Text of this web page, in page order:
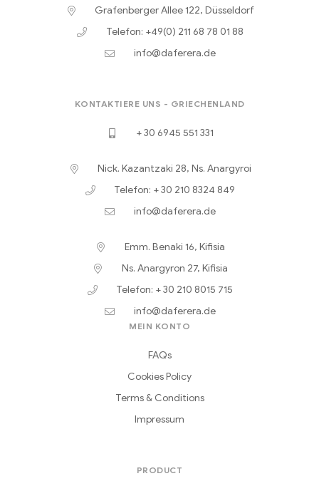
Grafenberger Allee 122, Düsseldorf
Telefon: +49(0) 211 68 78 01 88
info@daferera.de
KONTAKTIERE UNS - GRIECHENLAND
+ 30 6945 551 331
Nick. Kazantzaki 28, Ns. Anargyroi
Telefon: + 30 210 8324 849
info@daferera.de
Emm. Benaki 16, Kifisia
Ns. Anargyron 27, Kifisia
Telefon: + 30 210 8015 715
info@daferera.de
MEIN KONTO
FAQs
Cookies Policy
Terms & Conditions
Impressum
PRODUCT